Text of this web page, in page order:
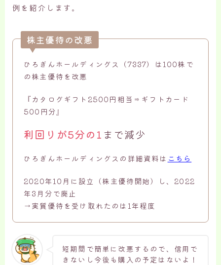
例を紹介します。
株主優待の改悪
ひろぎんホールディングス（7337）は100株で
の株主優待を改悪
『カタログギフト2500円相当⇒ギフトカード
500円分』
利回りが5分の1 まで減少
ひろぎんホールディングスの詳細資料は こちら
2020年10月に設立（株主優待開始）し、2022
年3月分で廃止
→実質優待を受け取れたのは1年程度
短期間で簡単に改悪するので、信用で
きないし今後も購入の予定はないよ！